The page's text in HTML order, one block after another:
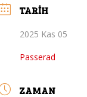
TARIH
2025 Kas 05
Passerad
ZAMAN